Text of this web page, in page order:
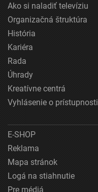
Ako si naladiť televíziu
Organizačná štruktúra
História
Kariéra
Rada
Úhrady
Kreatívne centrá
Vyhlásenie o prístupnosti
E-SHOP
Reklama
Mapa stránok
Logá na stiahnutie
Pre médiá